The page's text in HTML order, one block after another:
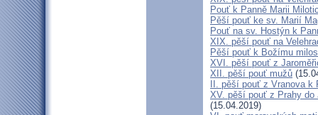
Pouť k Panně Marii
Pěší pouť ke sv. Marií
Pouť na sv. Hostýn k
XIX. pěší pouť na
Pěší pouť k Božímu
XVI. pěší pouť z
XII. pěší pouť mužů
II. pěší pouť z Vranova k
XV. pěší pouť z Prahy
(15.04.2019)